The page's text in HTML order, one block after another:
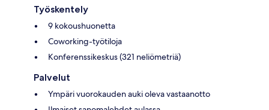
Työskentely
9 kokoushuonetta
Coworking-työtiloja
Konferenssikeskus (321 neliömetriä)
Palvelut
Ympäri vuorokauden auki oleva vastaanotto